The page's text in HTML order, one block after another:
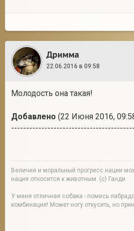
Дримма
22.06.2016 в 09:58
Молодость она такая!
Добавлено (22 Июня 2016,
Величие и моральный прогресс нации
нация относится к животным. (с) Ганди
У меня отличная собака - помесь
комбинация! Может ногу откусить, но